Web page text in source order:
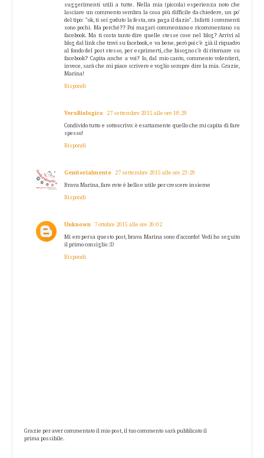
suggerimenti utili a tutte. Nella mia (piccola) esperienza noto che
lasciare un commento sembra la cosa più difficile da chiedere, un po'
del tipo: "ok, ti sei goduto la festa, ora paga il dazio". Infatti i commenti
sono pochi. Ma perché?? Poi magari commentano e ricommentano su
facebook. Ma ti costa tanto dire quelle stesse cose nel blog? Arrivi al
blog dal link che trovi su facebook, e va bene, però poi c'è già il riquadro
al fondo del post stesso, per esprimerti, che bisogno c'è di ritornare su
facebook? Capita anche a voi? Io, dal mio canto, commento volentieri,
invece, sarà che mi piace scrivere e voglio sempre dire la mia. Grazie,
Marina!
Rispondi
VeroBiologico 27 settembre 2015 alle ore 18:29
Condivido tutto e sottoscrivo: è esattamente quello che mi capita di fare
spesso!
Rispondi
Genitorialmente 27 settembre 2015 alle ore 23:29
Brava Marina, fare rete è bello e utile per crescere insieme
Rispondi
Unknown 7 ottobre 2015 alle ore 20:02
Mi ero persa questo post, brava Marina sono d'accordo! Vedi ho seguito
il primo consiglio :D
Rispondi
Grazie per aver commentato il mio post, il tuo commento sarà pubblicato il
prima possibile.